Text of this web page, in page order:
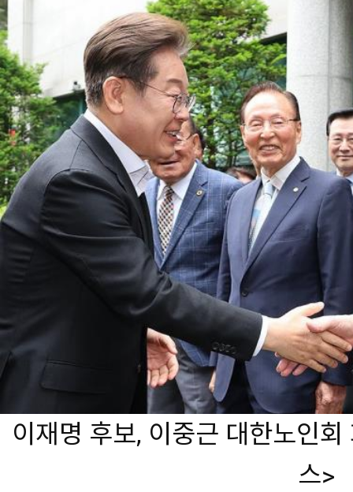
이재명 후보, 이중근 대한노인
스>